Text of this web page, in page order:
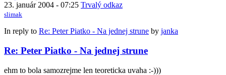
23. január 2004 - 07:25 Trvalý odkaz
slimak
In reply to Re: Peter Piatko - Na jednej strune by janka
Re: Peter Piatko - Na jednej strune
ehm to bola samozrejme len teoreticka uvaha :-)))